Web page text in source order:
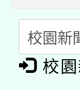
暨閱
科技
礎課
A3數
「數
校園